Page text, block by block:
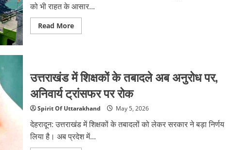
को भी राहत के आसार...
Read MoreRead
more
बिगड़ा
रहेगा
मौसम,
कई
जिलों
में
ऑरेंज
अलर्ट
जारी
उत्तराखंड में शिक्षकों के तबादले अब अनुरोध पर,
अनिवार्य ट्रांसफर पर रोक
Spirit Of Uttarakhand May 5, 2026
देहरादून: उत्तराखंड में शिक्षकों के तबादलों को लेकर सरकार ने बड़ा निर्णय
लिया है। अब प्रदेश में...